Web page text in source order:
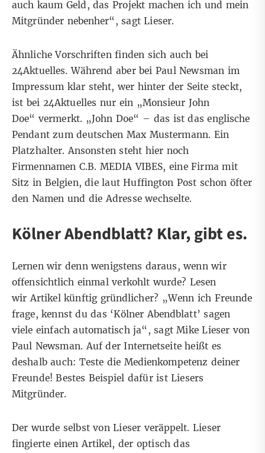
auch kaum Geld, das Projekt machen ich und mein
Mitgründer nebenher“, sagt Lieser.
Ähnliche Vorschriften finden sich auch bei
24Aktuelles. Während aber bei Paul Newsman im
Impressumklar steht, wer hinter der Seite steckt,
ist bei 24Aktuelles nur ein „Monsieur John
Doe“ vermerkt. „John Doe“ – das ist das englische
Pendant zum deutschen Max Mustermann. Ein
Platzhalter. Ansonsten steht hier noch
Firmennamen C.B. MEDIA VIBES, eine Firma mit
Sitz in Belgien, die laut Huffington Post schon öfter
den Namen und die Adresse wechselte.
Kölner Abendblatt? Klar, gibt es.
Lernen wir denn wenigstens daraus, wenn wir
offensichtlich einmal verkohlt wurde? Lesen
wir Artikel künftig gründlicher? „Wenn ich Freunde
frage, kennst du das ‘Kölner Abendblatt’ sagen
viele einfach automatisch ja“, sagt Mike Lieser von
Paul Newsman. Auf der Internetseite heißt es
deshalb auch: Teste die Medienkompetenz deiner
Freunde! Bestes Beispiel dafür ist Liesers
Mitgründer.
Der wurde selbst von Lieser veräppelt. Lieser
fingierte einen Artikel, der optisch das